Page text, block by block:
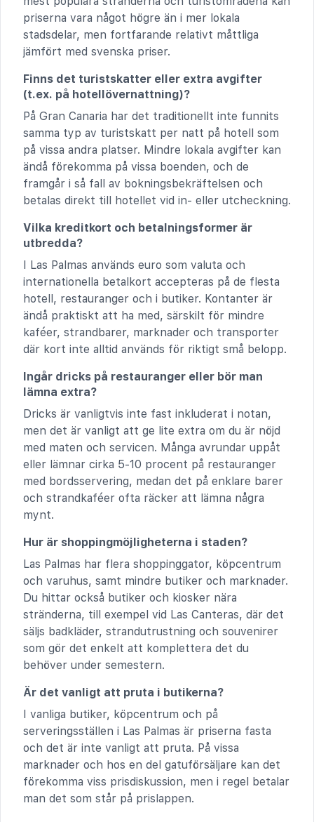
priserna vara något högre än i mer lokala
stadsdelar, men fortfarande relativt måttliga
jämfört med svenska priser.
Finns det turistskatter eller extra avgifter
(t.ex. på hotellövernattning)?
På Gran Canaria har det traditionellt inte funnits
samma typ av turistskatt per natt på hotell som
på vissa andra platser. Mindre lokala avgifter kan
ändå förekomma på vissa boenden, och de
framgår i så fall av bokningsbekräftelsen och
betalas direkt till hotellet vid in- eller utcheckning.
Vilka kreditkort och betalningsformer är
utbredda?
I Las Palmas används euro som valuta och
internationella betalkort accepteras på de flesta
hotell, restauranger och i butiker. Kontanter är
ändå praktiskt att ha med, särskilt för mindre
kaféer, strandbarer, marknader och transporter
där kort inte alltid används för riktigt små belopp.
Ingår dricks på restauranger eller bör man
lämna extra?
Dricks är vanligtvis inte fast inkluderat i notan,
men det är vanligt att ge lite extra om du är nöjd
med maten och servicen. Många avrundar uppåt
eller lämnar cirka 5-10 procent på restauranger
med bordsservering, medan det på enklare barer
och strandkaféer ofta räcker att lämna några
mynt.
Hur är shoppingmöjligheterna i staden?
Las Palmas har flera shoppinggator, köpcentrum
och varuhus, samt mindre butiker och marknader.
Du hittar också butiker och kiosker nära
stränderna, till exempel vid Las Canteras, där det
säljs badkläder, strandutrustning och souvenirer
som gör det enkelt att komplettera det du
behöver under semestern.
Är det vanligt att pruta i butikerna?
I vanliga butiker, köpcentrum och på
serveringsställen i Las Palmas är priserna fasta
och det är inte vanligt att pruta. På vissa
marknader och hos en del gatuförsäljare kan det
förekomma viss prisdiskussion, men i regel betalar
man det som står på prislappen.